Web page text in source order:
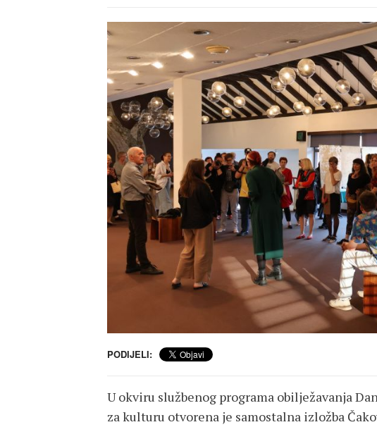
PODIJELI:
U okviru službenog programa obilježavanja
za kulturu otvorena je samostalna izložba